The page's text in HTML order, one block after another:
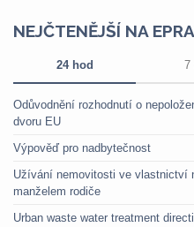
NEJČTENĚJŠÍ NA
24 hod 7
Odůvodnění rozhodnutí o
dvoru EU
Výpověď pro nadbytečnost
Užívání nemovitosti ve vlastnictví
manželem rodiče
Urban waste water treatment